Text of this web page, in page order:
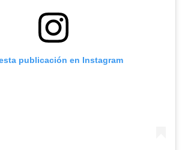
publicación en Instagram